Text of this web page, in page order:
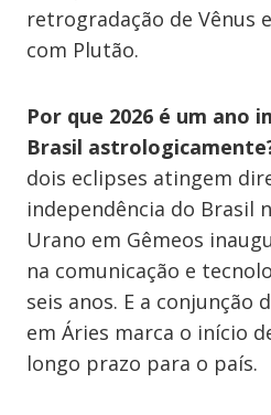
retrogradação de Vênus
com Plutão.
Por que 2026 é um ano
Brasil
dois eclipses atingem
independência do Brasil
Urano em Gêmeos
na comunicação e
seis anos. E a conjunção
em Áries marca o início
longo prazo para o país.